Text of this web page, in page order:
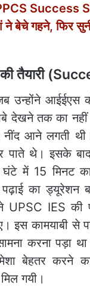
Success
ने बेचे गहने, फिर
तैयारी (
उन्होंने आईईएस
देखने तक का नहीं
आने लगती
पाते थे। इसके
में 15 मिनट
का ड्यूरेशन
IES की
इस कामयाबी
करना पड़ा
बेहतर करने
गयी।